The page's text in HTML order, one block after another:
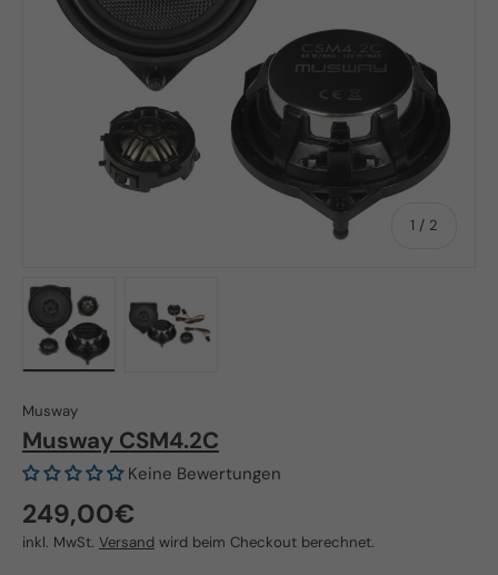
1 / von
2
Musway
Musway CSM4.2C
Keine Bewertungen
Normaler Preis
249,00€
inkl. MwSt. Versand wird beim Checkout berechnet.